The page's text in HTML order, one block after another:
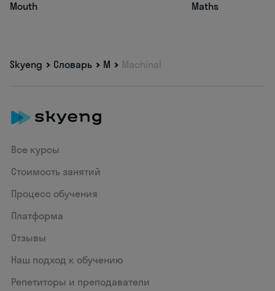
Mouth Maths
Skyeng Словарь M Machinal
Все курсы
Стоимость занятий
Процесс обучения
Платформа
Отзывы
Наш подход к обучению
Репетиторы и преподаватели